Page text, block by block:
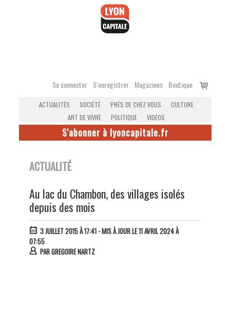
Se connecter S’enregistrer Magazines Boutique
Voir
ACTUALITÉS SOCIÉTÉ PRÈS DE CHEZ VOUS
CULTURE
ART DE VIVRE
POLITIQUE VIDÉOS
S'abonner à lyoncapitale.fr
ACTUALITÉ
Au lac du Chambon, des villages isolés
depuis des mois
3 JUILLET 2015 À 17:41- MIS À JOUR LE 11 AVRIL 2024 À
07:55
PARGREGOIRE NARTZ